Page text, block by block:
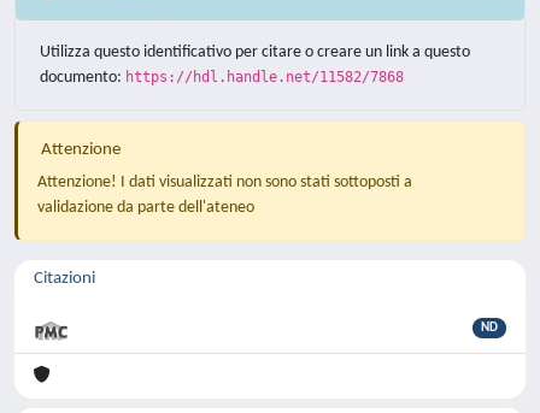
Utilizza questo identificativo per citare o creare un link a questo
documento: https://hdl.handle.net/11582/7868
Attenzione
Attenzione! I dati visualizzati non sono stati sottoposti a
validazione da parte dell'ateneo
Citazioni
ND